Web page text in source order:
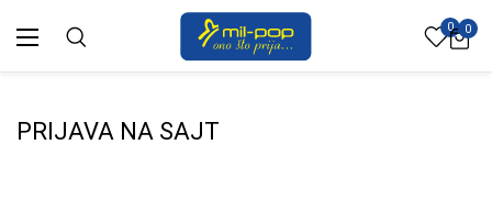
0 0
PRIJAVA NA SAJT